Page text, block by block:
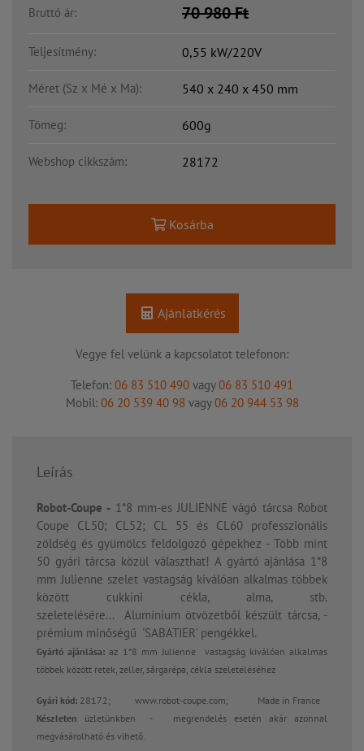
Bruttó ár: 70 980Ft
Teljesítmény: 0,55 kW/220V
Méret (Sz x Mé x Ma): 540 x 240 x 450 mm
Tömeg: 600g
Webshop cikkszám: 28172
Kosárba
Ajánlatkérés
Vegye fel velünk a kapcsolatot telefonon:
Telefon: 06 83 510 490 vagy06 83 510 491
Mobil: 06 20 539 40 98 vagy06 20 944 53 98
Leírás
Robot-Coupe - 1*8 mm-es JULIENNE vágó tárcsa Robot
Coupe CL50; CL52; CL 55 és CL60 professzionális
zöldség és gyümölcs feldolgozó gépekhez - Több mint
50 gyári tárcsa közül választhat! A gyártó ajánlása 1*8
mm Julienne szelet vastagság kiválóan alkalmas többek
között cukkini cékla, alma, stb.
szeletelésére... Alumínium ötvözetből készült tárcsa, -
prémium minőségű 'SABATIER' pengékkel.
Gyártó ajánlása: az 1*8 mm Julienne vastagság kiválóan alkalmas
többek között retek, zeller, sárgarépa, cékla szeleteléséhez
Gyári kód: 28172;
www.robot-coupe.com; Made in France
Készleten üzletünkben - megrendelés esetén akár azonnal
megvásárolható és vihető.